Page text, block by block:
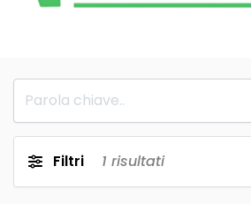
Filtri 1 risultati